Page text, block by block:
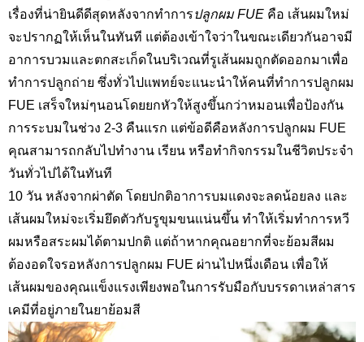
เรื่องที่น่ายินดีดีสุดหลังจากทำการปลูกผมFUE คือ เส้นผมใหม่
จะปรากฏให้เห็นในทันที แต่ต้องเข้าใจว่าในขณะเดียวกันอาจมี
อาการบวมและตกสะเก็ดในบริเวณที่รูเส้นผมถูกตัดออกมาเพื่อ
ทำการปลูกถ่าย ซึ่งทั่วไปแพทย์จะแนะนำให้คนที่ทำการปลูกผม
FUE เสร็จใหม่ๆนอนโดยยกหัวให้สูงขึ้นกว่าหมอนเพื่อป้องกัน
การระบมในช่วง 2-3 คืนแรก แต่ข้อดีคือหลังการปลูกผม FUE
คุณสามารถกลับไปทำงาน เรียน หรือทำกิจกรรมในชีวิตประจำ
วันทั่วไปได้ในทันที
10 วัน หลังจากผ่าตัด โดยปกติอาการบมแดงจะลดน้อยลง และ
เส้นผมใหม่จะเริ่มยึดตัวกับรูขุมขนแน่นขึ้น ทำให้เริ่มทำการหวี
ผมหรือสระผมได้ตามปกติ แต่ถ้าหากคุณอยากที่จะย้อมสีผม
ต้องอดใจรอหลังการปลูกผม FUE ผ่านไปหนึ่งเดือน เพื่อให้
เส้นผมของคุณแข็งแรงเพียงพอในการรับมือกับบรรดาเหล่าสาร
เคมีที่อยู่ภายในยาย้อมสี